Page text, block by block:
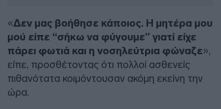
«Δεν μας βοήθησε κάποιος. Η μητέρα μου
μού είπε “σήκω να φύγουμε” γιατί είχε
πάρει φωτιά και η νοσηλεύτρια φώναζε»,
είπε, προσθέτοντας ότι πολλοί ασθενείς
πιθανότατα κοιμόντουσαν ακόμη εκείνη την
ώρα.